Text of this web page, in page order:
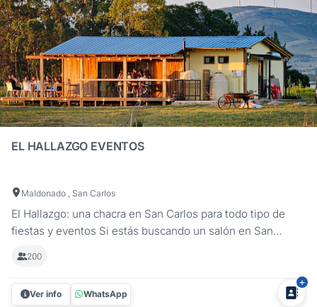
EL HALLAZGO EVENTOS
Maldonado , San Carlos
El Hallazgo: una chacra en San Carlos para todo tipo de
fiestas y eventos Si estás buscando un salón en San
El Hallazgo es la opción perfecta. Con espacios versátiles
y un servicio integral, este lugar es ideal para
cumpleaños,...
200
Ver info WhatsApp